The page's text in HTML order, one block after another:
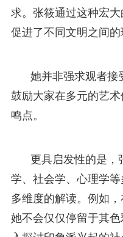
求。张筱通过这种宏大
促进了不同文明之间的
她并非强求观者接
鼓励大家在多元的艺
鸣点。
更具启发性的是，
学、社会学、心理学
多维度的解读。例如
她不会仅仅停留于其